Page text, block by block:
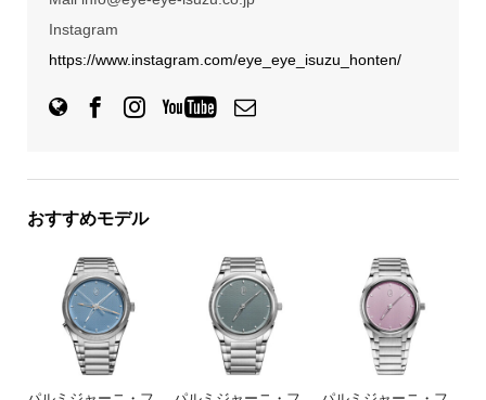
Instagram
https://www.instagram.com/eye_eye_isuzu_honten/
おすすめモデル